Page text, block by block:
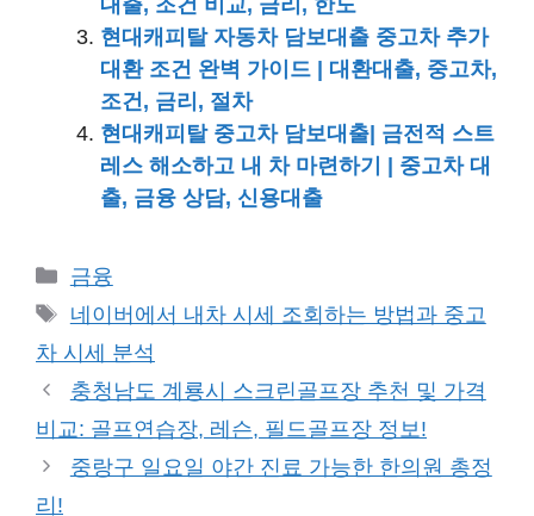
대출, 조건 비교, 금리, 한도
현대캐피탈 자동차 담보대출 중고차 추가
대환 조건 완벽 가이드 | 대환대출, 중고차,
조건, 금리, 절차
현대캐피탈 중고차 담보대출| 금전적 스트
레스 해소하고 내 차 마련하기 | 중고차 대
출, 금융 상담, 신용대출
카
테
리
금융
태
그
네이버에서 내차 시세 조회하는 방법과 중고
차 시세 분석
충청남도 계룡시 스크린골프장 추천 및 가격
비교: 골프연습장, 레슨, 필드골프장 정보!
중랑구 일요일 야간 진료 가능한 한의원 총정
리!